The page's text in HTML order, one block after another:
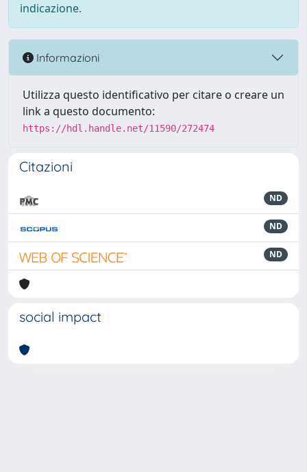
indicazione.
Informazioni
Utilizza questo identificativo per citare o creare un
link a questo documento:
https://hdl.handle.net/11590/272474
Citazioni
ND
ND
ND
social impact